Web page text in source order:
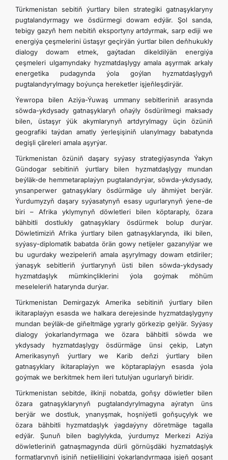
Türkmenistan sebitiň ýurtlary bilen strategiki gatnaşyklaryny
pugtalandyrmagy we ösdürmegi dowam edýär. Şol sanda,
tebigy gazyň hem nebitiň eksportyny artdyrmak, sarp ediji we
energiýa çeşmelerini üstaşyr geçirýän ýurtlar bilen deňhukukly
dialogy dowam etmek, gaýtadan dikeldilýän energiýa
çeşmeleri ulgamyndaky hyzmatdaşlygy amala aşyrmak arkaly
energetika pudagynda ýola goýlan hyzmatdaşlygyň
pugtalandyrylmagy boýunça hereketler işjeňleşdirýär.
Ýewropa bilen Aziýa-Ýuwaş ummany sebitleriniň arasynda
söwda-ykdysady gatnaşyklaryň oňaýly ösdürilmegi maksady
bilen, üstaşyr ýük akymlarynyň artdyrylmagy üçin özüniň
geografiki taýdan amatly ýerleşişiniň ulanylmagy babatynda
degişli çäreleri amala aşyrýar.
Türkmenistan özüniň daşary syýasy strategiýasynda Ýakyn
Gündogar sebitiniň ýurtlary bilen hyzmatdaşlygy mundan
beýläk-de hemmetaraplaýyn pugtalandyrýar, söwda-ykdysady,
ynsanperwer gatnaşyklary ösdürmäge uly ähmiýet berýär.
Ýurdumyzyň daşary syýasatynyň esasy ugurlarynyň ýene-de
biri – Afrika yklymynyň döwletleri bilen köptaraply, özara
bähbitli dostlukly gatnaşyklary ösdürmek bolup durýar.
Döwletimiziň Afrika ýurtlary bilen gatnaşyklarynda, ilki bilen,
syýasy-diplomatik babatda örän gowy netijeler gazanylýar we
bu ugurdaky wezipeleriň amala aşyrylmagy dowam etdiriler;
ýanaşyk sebitleriň ýurtlarynyň üsti bilen söwda-ykdysady
hyzmatdaşlyk mümkinçliklerini ýola goýmak möhüm
meseleleriň hatarynda durýar.
Türkmenistan Demirgazyk Amerika sebitiniň ýurtlary
bilen
ikitaraplaýyn esasda we halkara derejesinde hyzmatdaşlygyny
mundan beýläk-de giňeltmäge ygrarly görkezip gelýär. Syýasy
dialogy ýokarlandyrmaga we özara bähbitli söwda we
ykdysady hyzmatdaşlygy ösdürmäge ünsi çekip, Latyn
Amerikasynyň ýurtlary we Karib deňzi ýurtlary bilen
gatnaşyklary ikitaraplaýyn we köptaraplaýyn esasda ýola
goýmak we berkitmek hem ileri tutulýan ugurlaryň biridir.
Türkmenistan sebitde, ilkinji nobatda, goňşy döwletler bilen
özara gatnaşyklarynyň pugtalandyrylmagyna aýratyn üns
berýär we dostluk, ynanyşmak, hoşniýetli goňşuçylyk we
özara bähbitli hyzmatdaşlyk ýagdaýyny döretmäge tagalla
edýär. Şunuň bilen baglylykda, ýurdumyz Merkezi Aziýa
döwletleriniň gatnaşmagynda dürli görnüşdäki hyzmatdaşlyk
formatlarynyň işiniň netijeliligini ýokarlandyrmaga işjeň goşant